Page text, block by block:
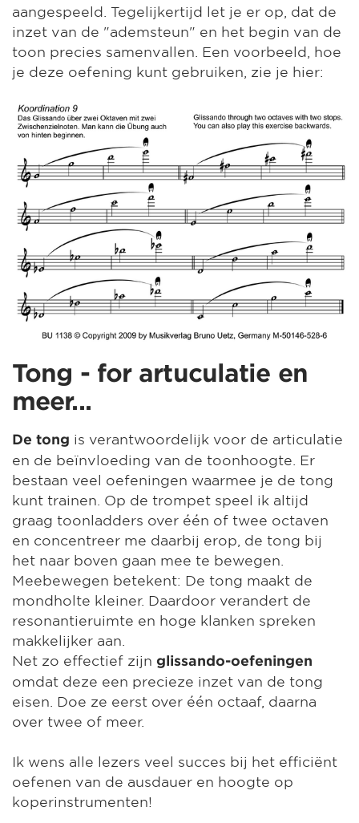
aangespeeld. Tegelijkertijd let je er op, dat de
inzet van de "ademsteun" en het begin van de
toon precies samenvallen. Een voorbeeld, hoe
je deze oefening kunt gebruiken, zie je hier:
Tong - for artuculatie en
meer...
De tong is verantwoordelijk voor de articulatie
en de beïnvloeding van de toonhoogte. Er
bestaan veel oefeningen waarmee je de tong
kunt trainen. Op de trompet speel ik altijd
graag toonladders over één of twee octaven
en concentreer me daarbij erop, de tong bij
het naar boven gaan mee te bewegen.
Meebewegen betekent: De tong maakt de
mondholte kleiner. Daardoor verandert de
resonantieruimte en hoge klanken spreken
makkelijker aan.
Net zo effectief zijn glissando-oefeningen
omdat deze een precieze inzet van de tong
eisen. Doe ze eerst over één octaaf, daarna
over twee of meer.
Ik wens alle lezers veel succes bij het efficiënt
oefenen van de ausdauer en hoogte op
koperinstrumenten!